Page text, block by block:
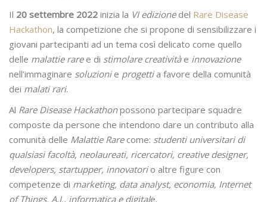
Il 20 settembre 2022 inizia la VI edizione del Rare Disease
Hackathon, la competizione che si propone di sensibilizzare i
giovani partecipanti ad un tema così delicato come quello
delle malattie raree di stimolare creativitàe innovazione
nell’immaginare soluzioni e progettia favore della comunità
dei malati rari.
Al Rare Disease Hackathonpossono partecipare squadre
composte da persone che intendono dare un contributo alla
comunità delle Malattie Rarecome: studenti universitari di
qualsiasi facoltà, neolaureati, ricercatori, creative designer,
developers, startupper, innovatorio altre figure con
competenze di marketing, data analyst, economia, Internet
of Things, A.I., informatica e digitale.